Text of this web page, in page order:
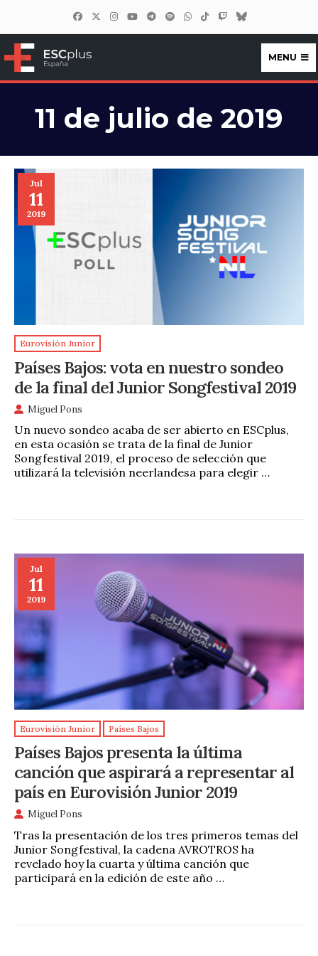
ESCplus España
MENU
11 de julio de 2019
Jul
11
2019
Eurovisión Junior
Países Bajos: vota en nuestro sondeo
de la final del Junior Songfestival 2019
Miguel Pons
Un nuevo sondeo acaba de ser abierto en ESCplus,
en esta ocasión se trata de la final de Junior
Songfestival 2019, el proceso de selección que
utilizará la televisión neerlandesa para elegir …
Jul
11
2019
Eurovisión Junior Países Bajos
Países Bajos presenta la última
canción que aspirará a representar al
país en Eurovisión Junior 2019
Miguel Pons
Tras la presentación de los tres primeros temas del
Junior Songfestival, la cadena AVROTROS ha
revelado hoy la cuarta y última canción que
participará en la edición de este año …